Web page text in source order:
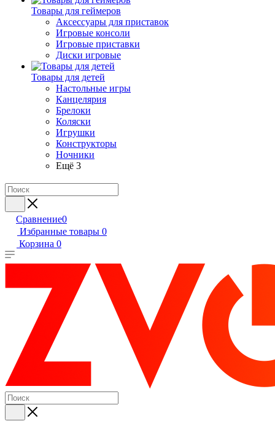
Товары для геймеров
Аксессуары для приставок
Игровые консоли
Игровые приставки
Диски игровые
Товары для детей
Настольные игры
Канцелярия
Брелоки
Коляски
Игрушки
Конструкторы
Ночники
Ещё 3
Сравнение0
Избранные товары 0
Корзина 0